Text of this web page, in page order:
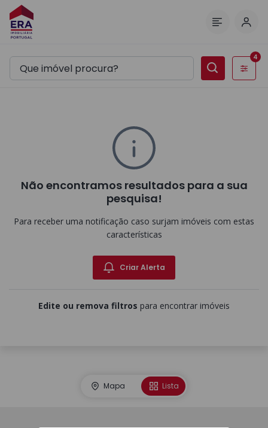
Filtros
4
Não encontramos resultados para a sua
pesquisa!
Para receber uma notificação caso surjam imóveis com estas
características
Criar Alerta
Edite ou remova filtros para encontrar imóveis
Mapa Lista